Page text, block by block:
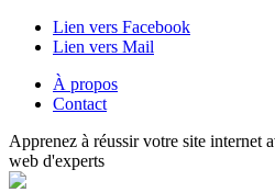
Lien vers Facebook
Lien vers Mail
À propos
Contact
Apprenez à réussir votre site internet
web d'experts